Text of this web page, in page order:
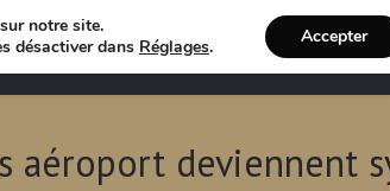
Annuaire VTC Recherche
aéroport deviennent
notre site.
désactiver dans Réglages. Accepter